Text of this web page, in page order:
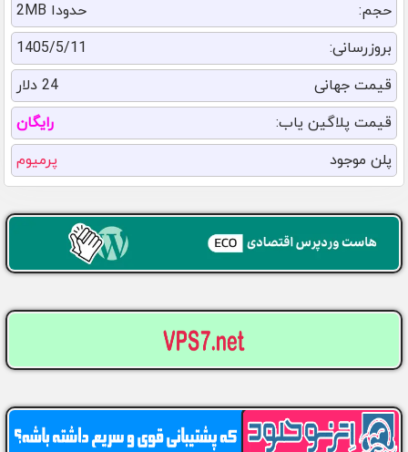
حجم:
حدودا 2MB
بروزرسانی:
1405/5/11
قیمت جهانی
24 دلار
قیمت پلاگین یاب:
رایگان
پلن موجود
پرمیوم